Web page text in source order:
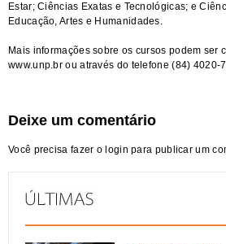
Estar; Ciências Exatas e Tecnológicas; e
Educação, Artes e Humanidades.
Mais informações sobre os cursos podem ser
www.unp.br ou através do telefone (84) 4020-
Deixe um comentário
Você precisa fazer o login para publicar um